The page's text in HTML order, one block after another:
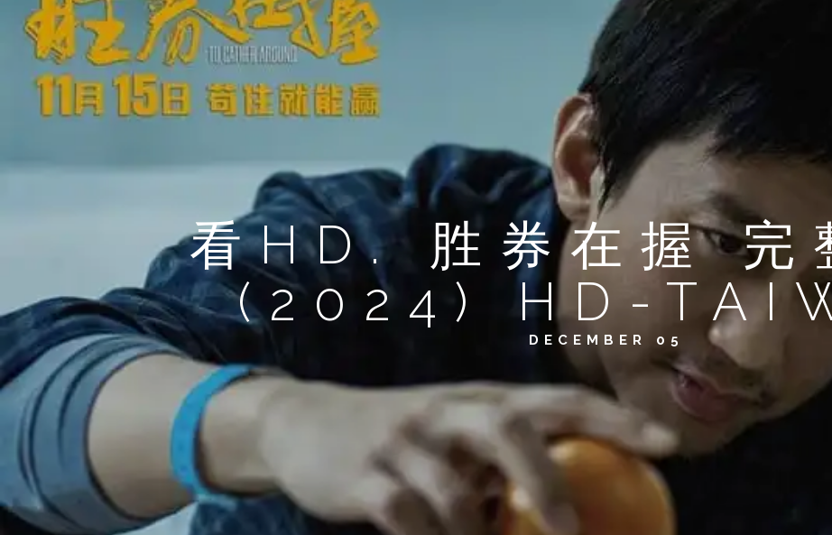
看HD. 胜券在握 完
(2024) HD-
DECEMBER 05